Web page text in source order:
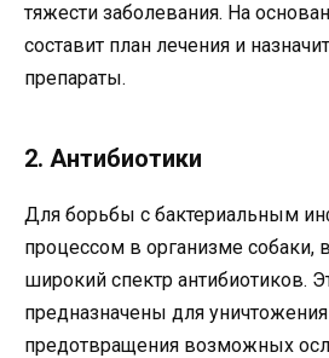
тяжести заболевания. На
составит план лечения и
препараты.
2. Антибиотики
Для борьбы с бактериальным
процессом в организме собаки,
широкий спектр антибиотиков.
предназначены для
предотвращения возможных